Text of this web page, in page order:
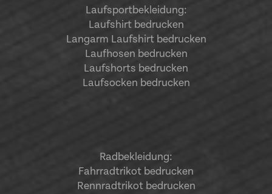
Laufsportbekleidung:
Laufshirt bedrucken
Langarm Laufshirt bedrucken
Laufhosen bedrucken
Laufshorts bedrucken
Laufsocken bedrucken
Radbekleidung:
Fahrradtrikot bedrucken
Rennradtrikot bedrucken